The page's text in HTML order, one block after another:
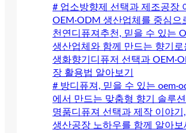
# 업소방향제 선택과 제조공장
OEM·ODM 생산업체를 중심으
천연디퓨져추천, 믿을 수 있는
생산업체와 함께 만드는 향기로
생화향기디퓨저 선택과
장 활용법 알아보기
# 방디퓨져, 믿을 수 있는
에서 만드는 맞춤형 향기 솔루
명품디퓨져 선택과 제작 이야기
생산공장 노하우를 함께 알아보